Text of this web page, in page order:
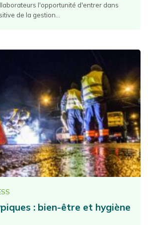
l'opportunité d'entrer dans
de la gestion...
: bien-être et hygiène